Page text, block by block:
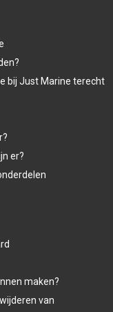
bij Just Marine terecht
er?
maken?
van